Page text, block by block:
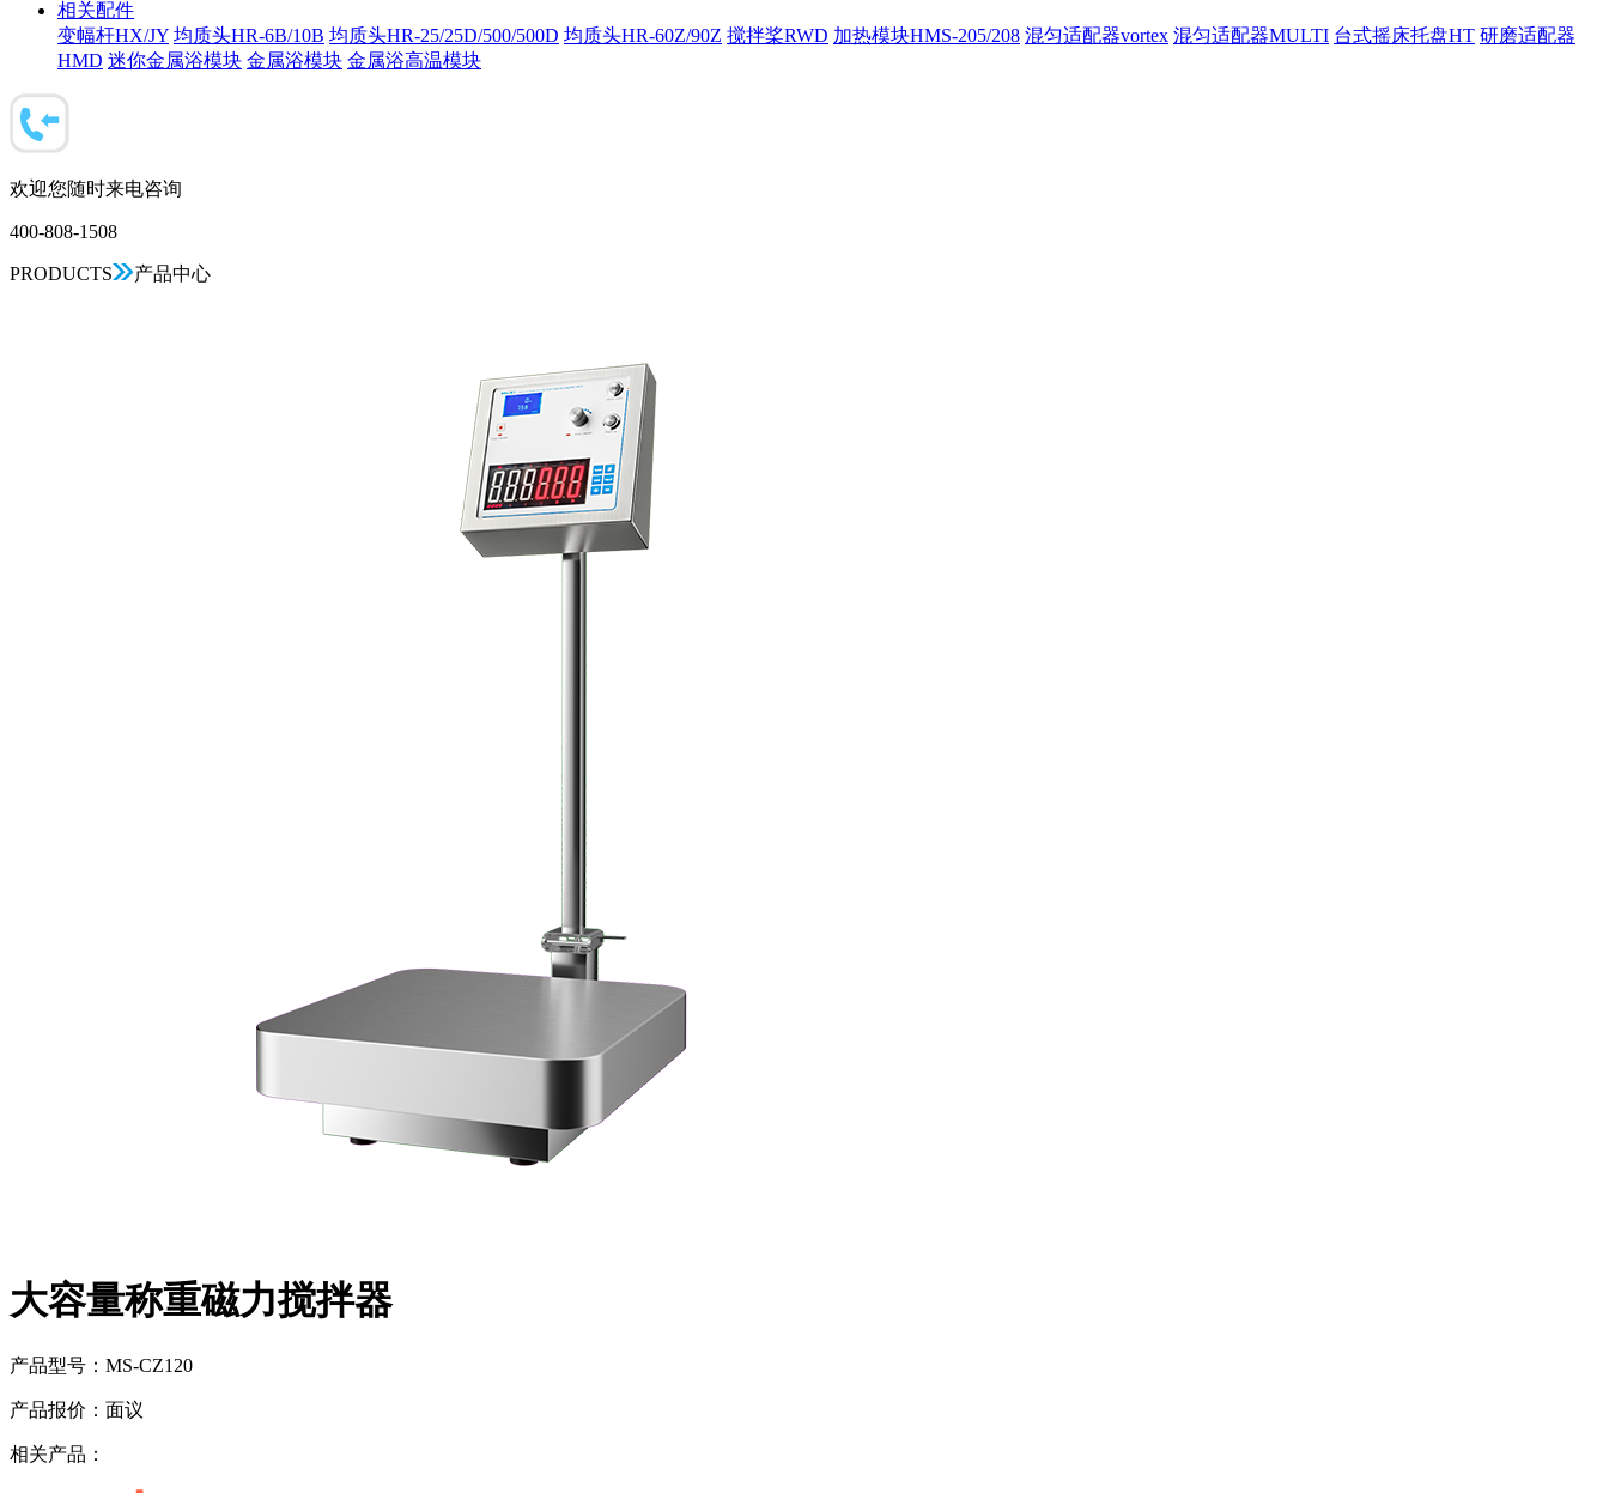
相关配件
变幅杆HX/JY 均质头HR-6B/10B 均质头HR-25/25D/500/500D 均质头HR-60Z/90Z 搅拌桨RWD 加热模块HMS-205/208 混匀适配器vortex 混匀适配器MULTI 台式摇床托盘HT 研磨适配器
HMD 迷你金属浴模块 金属浴模块 金属浴高温模块
欢迎您随时来电咨询
400-808-1508
PRODUCTS 产品中心
大容量称重磁力搅拌器
产品型号： MS-CZ120
产品报价： 面议
相关产品：